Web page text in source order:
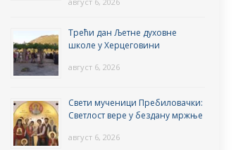
Трећи дан Љетне духовне
школе у Херцеговини
август 6, 2026
Свети мученици Пребиловачки:
Светлост вере у бездану мржње
август 6, 2026